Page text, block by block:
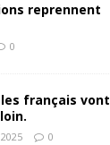
reprennent
0
les français vont
0